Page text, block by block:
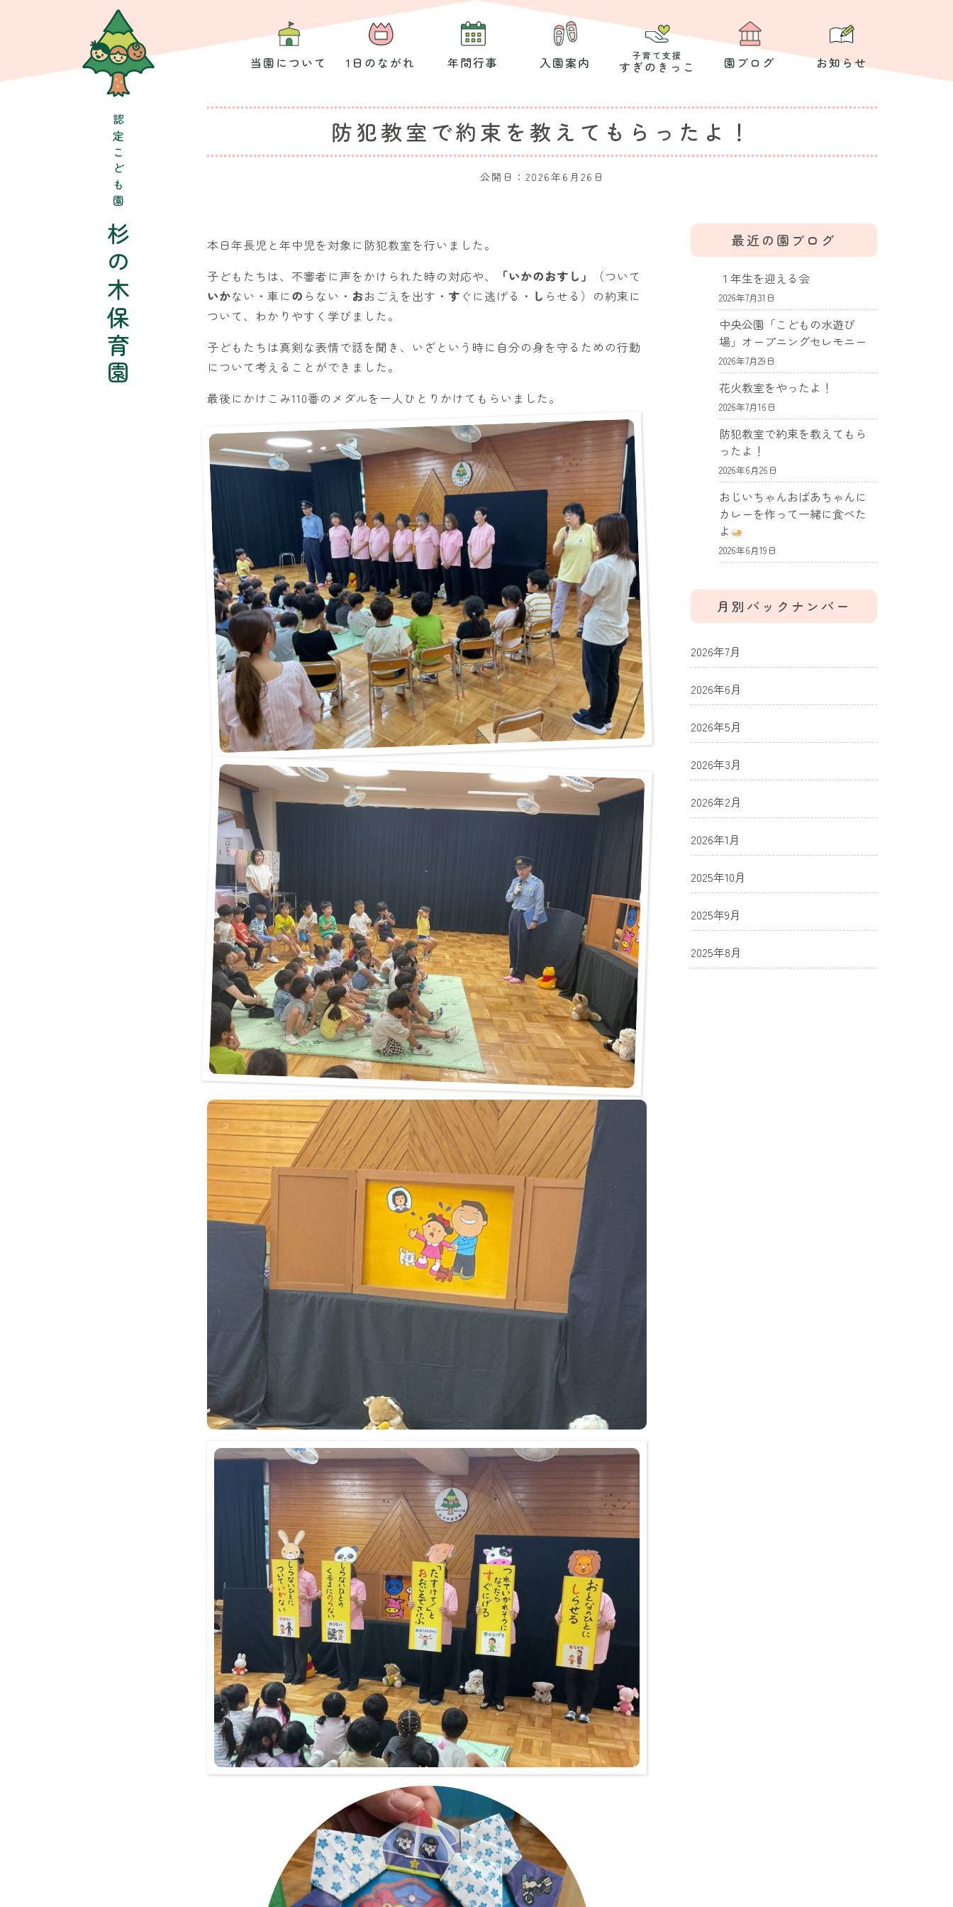
移
認定こども園
杉の木保育園
当園について 1日のながれ 年間行事 入園案内 子育て支援
すぎのきっこ 園ブログ お知らせ
防犯教室で約束を教えてもらったよ！
公開日： 2026年6月26日
本日年長児と年中児を対象に防犯教室を行いました。
子どもたちは、不審者に声をかけられた時の対応や、
「いかのおすし」
（ついて
いかない・車にの らない・ おおごえを出す・ す ぐに逃げる・ し らせる）の約束に
ついて、わかりやすく学びました。
子どもたちは真剣な表情で話を聞き、いざという時に自分の身を守るための行動
について考えることができました。
最後にかけこみ110番のメダルを一人ひとりかけてもらいました。
最近の園ブログ
１年生を迎える会
2026年7月31日
中央公園「こどもの水遊び
場」オープニングセレモニー
2026年7月29日
花火教室をやったよ！
2026年7月16日
防犯教室で約束を教えてもら
ったよ！
2026年6月26日
おじいちゃんおばあちゃんに
カレーを作って一緒に食べた
よ
2026年6月19日
月別バックナンバー
2026年7月
2026年6月
2026年5月
2026年3月
2026年2月
2026年1月
2025年10月
2025年9月
2025年8月